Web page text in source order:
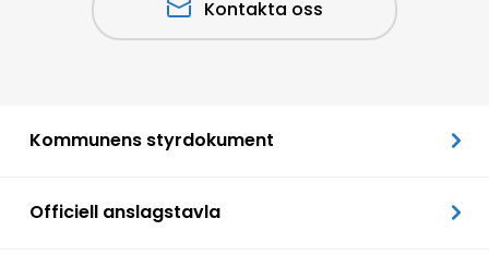
Kontakta oss
Kommunens styrdokument
Officiell anslagstavla